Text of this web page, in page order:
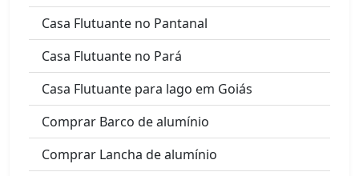
Casa Flutuante no Pantanal
Casa Flutuante no Pará
Casa Flutuante para lago em Goiás
Comprar Barco de alumínio
Comprar Lancha de alumínio